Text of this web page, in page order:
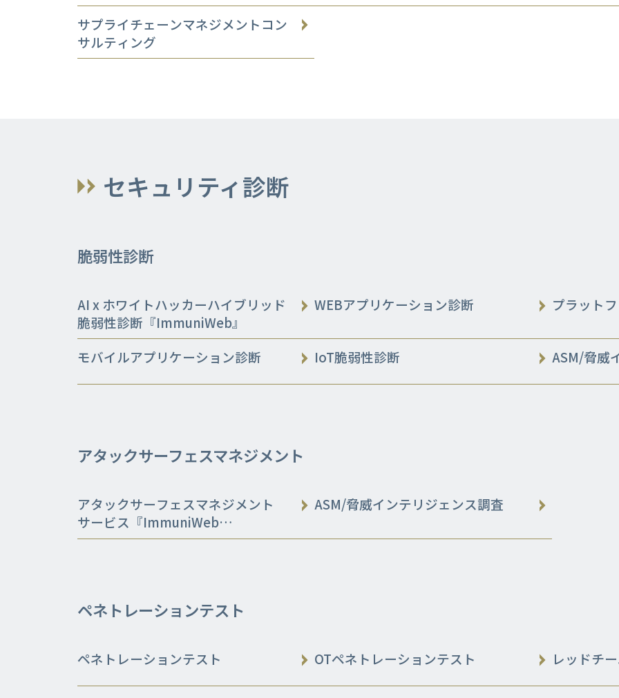
サプライチェーンマネジメントコン
サルティング
セキュリティ診断
脆弱性診断
AI x ホワイトハッカーハイブリッド
脆弱性診断『ImmuniWeb』
WEBアプリケーション診断 プラット
モバイルアプリケーション診断 IoT脆弱性診断 ASM/脅威
アタックサーフェスマネジメント
アタックサーフェスマネジメント
サービス『ImmuniWeb
Discovery』
ASM/脅威インテリジェンス調査
ペネトレーションテスト
ペネトレーションテスト OTペネトレーションテスト レッドチ